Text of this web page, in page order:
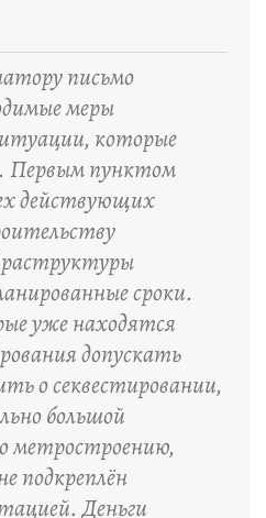
письмо
меры
которые
Первым пунктом
действующих
сроки.
уже находятся
допускать
о секвестировании,
большой
метростроению,
подкреплён
Деньги